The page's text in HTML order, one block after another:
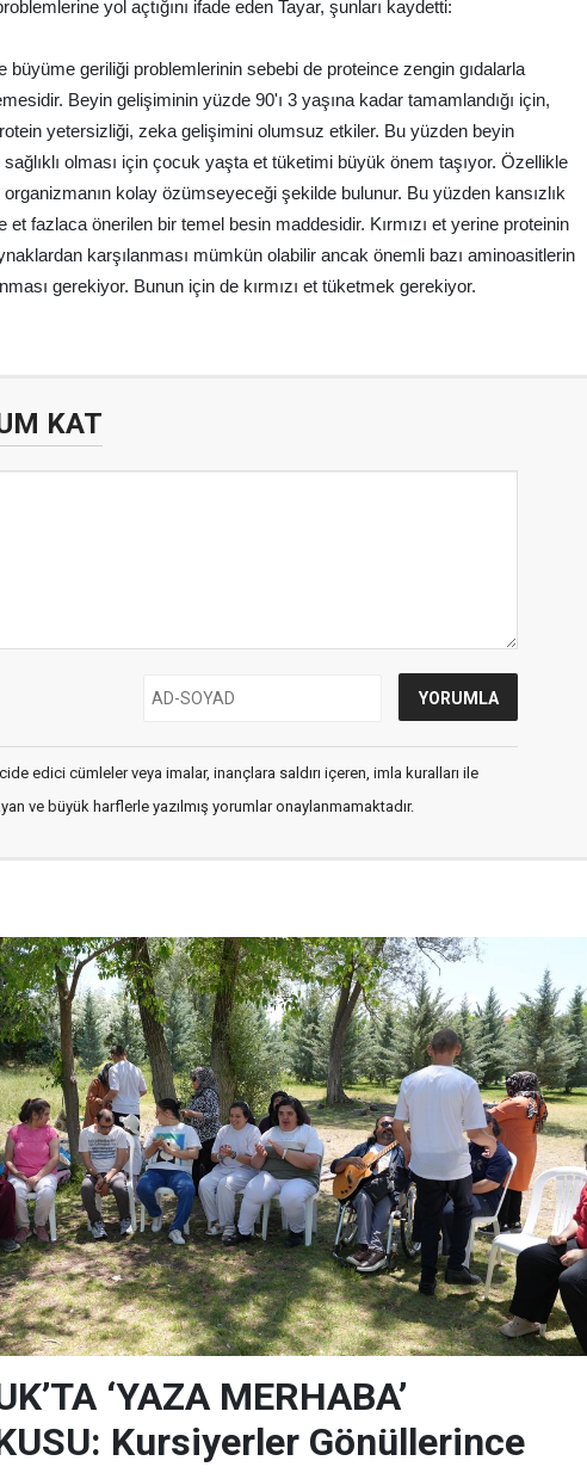
yol açtığını ifade eden Tayar, şunları kaydetti:
büyüme geriliği problemlerinin sebebi de proteince zengin gıdalarla
Beyin gelişiminin yüzde 90'ı 3 yaşına kadar tamamlandığı için,
yetersizliği, zeka gelişimini olumsuz etkiler. Bu yüzden beyin
olması için çocuk yaşta et tüketimi büyük önem taşıyor. Özellikle
kolay özümseyeceği şekilde bulunur. Bu yüzden kansızlık
et fazlaca önerilen bir temel besin maddesidir. Kırmızı et yerine proteinin
karşılanması mümkün olabilir ancak önemli bazı aminoasitlerin
gerekiyor. Bunun için de kırmızı et tüketmek gerekiyor.
KAT
edici cümleler veya imalar, inançlara saldırı içeren, imla kuralları ile
ve büyük harflerle yazılmış yorumlar onaylanmamaktadır.
‘YAZA MERHABA’
Kursiyerler Gönüllerince